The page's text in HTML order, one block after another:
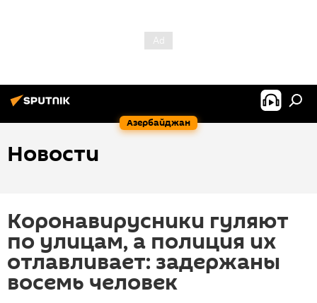
Азербайджан
Новости
Коронавирусники гуляют
по улицам, а полиция их
отлавливает: задержаны
восемь человек